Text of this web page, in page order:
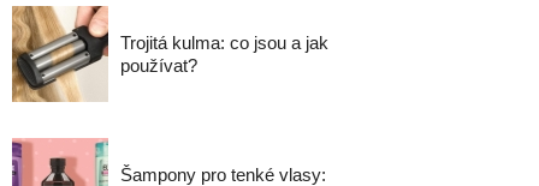
Trojitá kulma: co jsou a jak
používat?
Šampony pro tenké vlasy: